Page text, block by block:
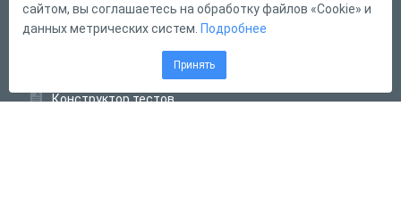
Форма обратной связи
Конструктор тестов
сайтом, вы соглашаетесь на обработку файлов «Cookie» и
данных метрических систем. Подробнее
Принять